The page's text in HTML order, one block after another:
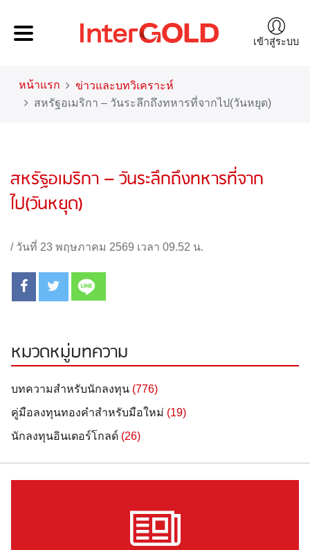
เข้าสู่ระบบ
หน้าแรก
ข่าวและบทวิเคราะห์
สหรัฐอเมริกา – วันระลึกถึงทหารที่จากไป(วันหยุด)
สหรัฐอเมริกา – วันระลึกถึงทหารที่จาก
ไป(วันหยุด)
/ วันที่ 23 พฤษภาคม 2569 เวลา 09.52 น.
หมวดหมู่บทความ
บทความสำหรับนักลงทุน (776)
คู่มือลงทุนทองคำสำหรับมือใหม่ (19)
นักลงทุนอินเตอร์โกลด์ (26)